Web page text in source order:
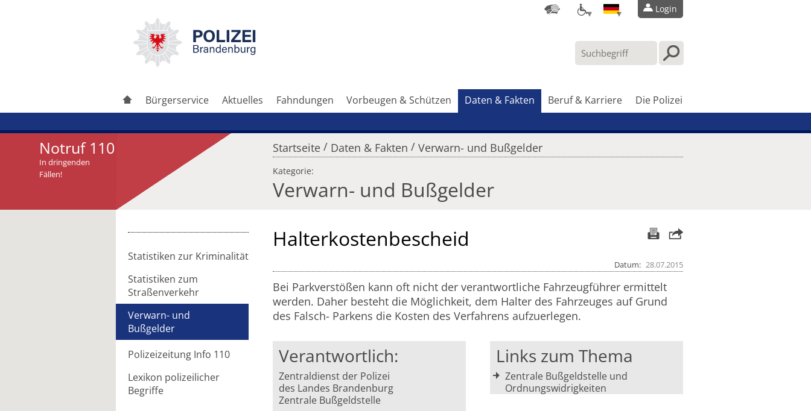
Login
Bürgerservice Aktuelles Fahndungen Vorbeugen & Schützen Daten & Fakten Beruf & Karriere Die Polizei
Notruf 110
In dringenden
Fällen!
Startseite / Daten & Fakten / Verwarn- und Bußgelder
Kategorie:
Verwarn- und Bußgelder
Statistiken zur Kriminalität
Statistiken zum
Straßenverkehr
Verwarn- und
Bußgelder
Polizeizeitung Info 110
Lexikon polizeilicher
Begriffe
Artikel weiterleiten Halterkostenbescheid
Datum 28.07.2015
Bei Parkverstößen kann oft nicht der verantwortliche Fahrzeugführer ermittelt
werden. Daher besteht die Möglichkeit, dem Halter des Fahrzeuges auf Grund
des Falsch- Parkens die Kosten des Verfahrens aufzuerlegen.
Verantwortlich:
Zentraldienst der Polizei
des Landes Brandenburg
Zentrale Bußgeldstelle
Links zum Thema
Zentrale Bußgeldstelle und
Ordnungswidrigkeiten